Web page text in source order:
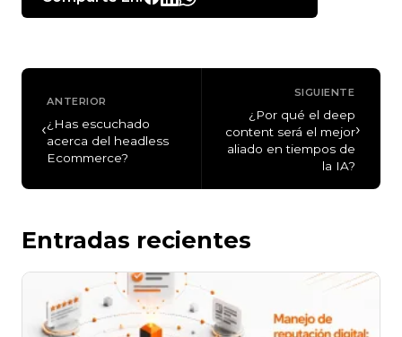
‹
ANTERIOR
¿Has escuchado
acerca del headless
Ecommerce?
SIGUIENTE
¿Por qué el deep
content será el mejor
aliado en tiempos de
la IA?
›
Entradas recientes